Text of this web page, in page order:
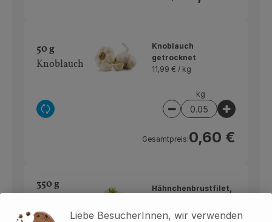
50 g
Knoblauch
Auswahl ändern
Knoblauch
getrocknet
11,99 € / kg
kg
Artikelanzahl
Gesamtpreis:0,60 €
350 g
brust
Hähnchenbrustfilet,
52,49 € /
Liebe BesucherInnen, wir verwenden